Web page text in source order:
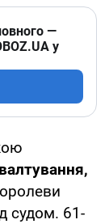
—
у
судом. 61-